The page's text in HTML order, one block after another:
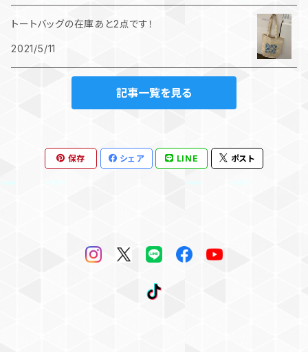
トートバッグの在庫あと2点です！
2021/5/11
記事一覧を見る
保存 シェア LINE ポスト